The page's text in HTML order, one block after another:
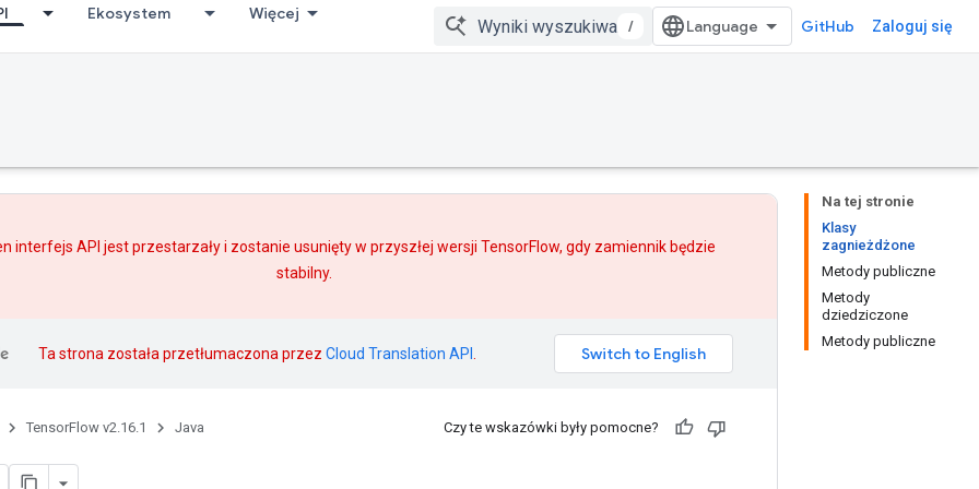
Ekosystem Więcej
/ GitHub Zaloguj się
Na tej stronie
Klasy
zagnieżdżone
Metody publiczne
Metody
dziedziczone
Metody publiczne
interfejs API jest przestarzały i zostanie usunięty w przyszłej wersji TensorFlow, gdy zamiennikbędzie
stabilny.
Ta strona została przetłumaczona przez Cloud Translation API
TensorFlow v2.16.1 Java Czy te wskazówki były pomocne?